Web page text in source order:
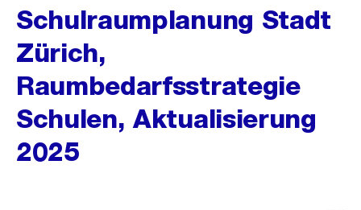
Schulraumplanung Stadt
Zürich,
Raumbedarfsstrategie
Schulen, Aktualisierung
2025